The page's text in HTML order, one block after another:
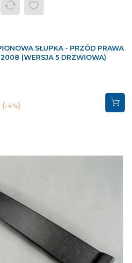
SŁUPKA - PRZÓD PRAWA
(WERSJA 5 DRZWIOWA)
-4%